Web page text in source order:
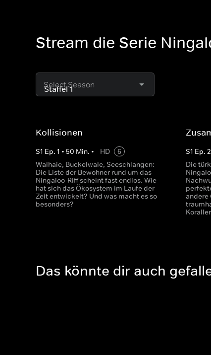
Stream die Serie
Select Season
Kollisionen
S1 Ep. 1 • 50 Min. • HD
6
Walhaie, Buckelwale, Seeschlangen:
Die Liste der Bewohner rund um das
Ningaloo-Riff scheint fast endlos. Wie
hat sich das Ökosystem im Laufe der
Zeit entwickelt? Und was macht es so
besonders?
S1 Ep.2
Die
andere
Das könnte dir auch